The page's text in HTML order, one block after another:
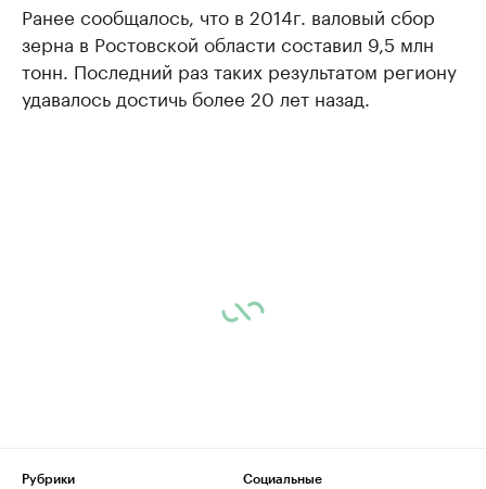
Ранее сообщалось, что в 2014г. валовый сбор
зерна в Ростовской области составил 9,5 млн
тонн. Последний раз таких результатом региону
удавалось достичь более 20 лет назад.
Рубрики
Социальные